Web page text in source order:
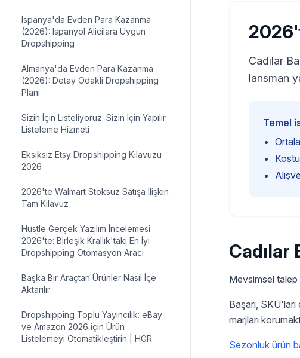
Ispanya'da Evden Para Kazanma
(2026): Ispanyol Alicilara Uygun
Dropshipping
Almanya'da Evden Para Kazanma
(2026): Detay Odakli Dropshipping
Plani
Sizin İçin Listeliyoruz: Sizin İçin Yapılır
Listeleme Hizmeti
Eksiksiz Etsy Dropshipping Kılavuzu
2026
2026'te Walmart Stoksuz Satışa İlişkin
Tam Kılavuz
Hustle Gerçek Yazılım İncelemesi
2026'te: Birleşik Krallık'taki En İyi
Dropshipping Otomasyon Aracı
Başka Bir Araçtan Ürünler Nasıl İçe
Aktarılır
Dropshipping Toplu Yayıncılık: eBay
ve Amazon 2026 için Ürün
Listelemeyi Otomatikleştirin | HGR
Cadılar
lansman
Temel
Cadılar
Mevsimsel talep
Başarı,
marjları
Sezonluk ürün